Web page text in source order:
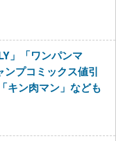
」「ワンパンマ
プコミックス値引
キン肉マン」なども